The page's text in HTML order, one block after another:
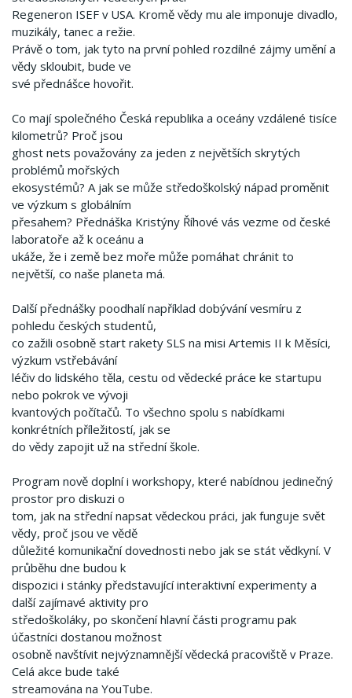
Regeneron ISEF v USA. Kromě vědy mu ale imponuje divadlo,
muzikály, tanec a režie.
Právě o tom, jak tyto na první pohled rozdílné zájmy umění a
vědy skloubit, bude ve
své přednášce hovořit.
Co mají společného Česká republika a oceány vzdálené tisíce
kilometrů? Proč jsou
ghost nets považovány za jeden z největších skrytých
problémů mořských
ekosystémů? A jak se může středoškolský nápad proměnit
ve výzkum s globálním
přesahem? Přednáška Kristýny Říhové vás vezme od české
laboratoře až k oceánu a
ukáže, že i země bez moře může pomáhat chránit to
největší, co naše planeta má.
Další přednášky poodhalí například dobývání vesmíru z
pohledu českých studentů,
co zažili osobně start rakety SLS na misi Artemis II k Měsíci,
výzkum vstřebávání
léčiv do lidského těla, cestu od vědecké práce ke startupu
nebo pokrok ve vývoji
kvantových počítačů. To všechno spolu s nabídkami
konkrétních příležitostí, jak se
do vědy zapojit už na střední škole.
Program nově doplní i workshopy, které nabídnou jedinečný
prostor pro diskuzi o
tom, jak na střední napsat vědeckou práci, jak funguje svět
vědy, proč jsou ve vědě
důležité komunikační dovednosti nebo jak se stát vědkyní. V
průběhu dne budou k
dispozici i stánky představující interaktivní experimenty a
další zajímavé aktivity pro
středoškoláky, po skončení hlavní části programu pak
účastníci dostanou možnost
osobně navštívit nejvýznamnější vědecká pracoviště v Praze.
Celá akce bude také
streamována na YouTube.